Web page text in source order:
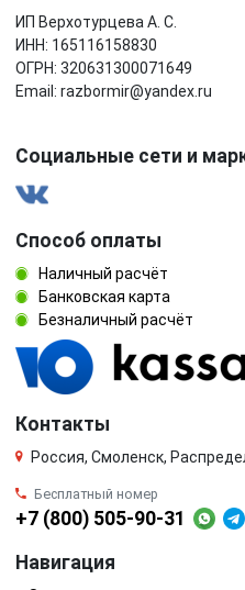
ИП Верхотурцева А. С.
ИНН: 165116158830
ОГРН: 320631300071649
Email: razbormir@yandex.ru
Социальные сети и
Способ оплаты
Наличный расчёт
Банковская карта
Безналичный расчёт
Контакты
Россия, Смоленск,
Бесплатный номер
+7 (800) 505-90-31
Навигация